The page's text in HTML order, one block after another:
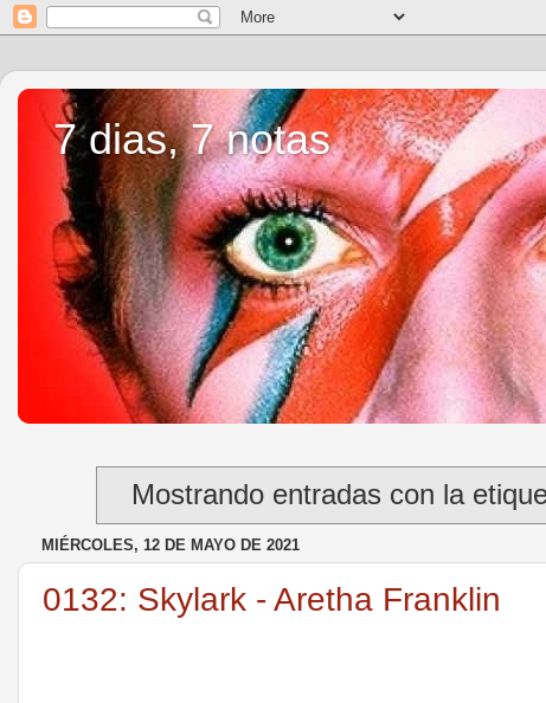
7 dias, 7 notas
Mostrando entradas con la
MIÉRCOLES, 12 DE MAYO DE 2021
0132: Skylark - Aretha Franklin